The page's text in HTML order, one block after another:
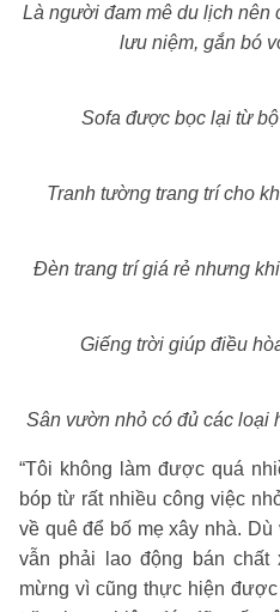
Là người đam mê du lịch nên
lưu niệm, gắn bó
Sofa được bọc lại từ
Tranh tường trang trí cho
Đèn trang trí giá rẻ nhưng
Giếng trời giúp điều
Sân vườn nhỏ có đủ các loại
“Tôi không làm được quá
bóp từ rất nhiều công việc
về quê để bố mẹ xây nhà.
vẫn phải lao động bán chất
mừng vì cũng thực hiện